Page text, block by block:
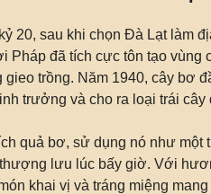
20, sau khi chọn Đà Lạt làm
Pháp đã tích cực tôn tạo vùng
gieo trồng. Năm 1940, cây bơ
trưởng và cho ra loại trái
quả bơ, sử dụng nó như một
lưu lúc bấy giờ. Với
khai vị và tráng miệng